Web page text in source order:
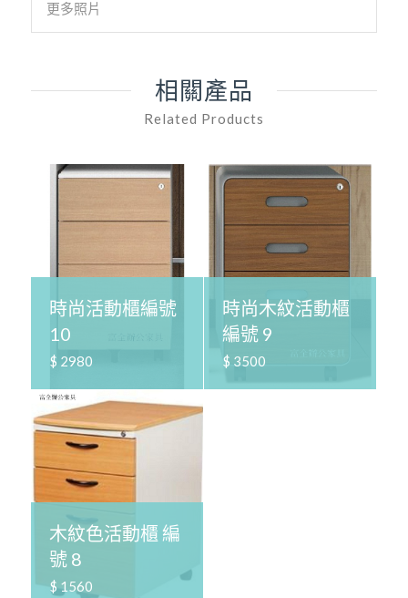
更多照片
相關產品
Related Products
時尚活動櫃編號
10
$ 2980
時尚木紋活動櫃
編號 9
$ 3500
木紋色活動櫃 編
號 8
$ 1560